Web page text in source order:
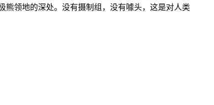
熊领地的深处。没有摄制组，没有噱头，这是对人类